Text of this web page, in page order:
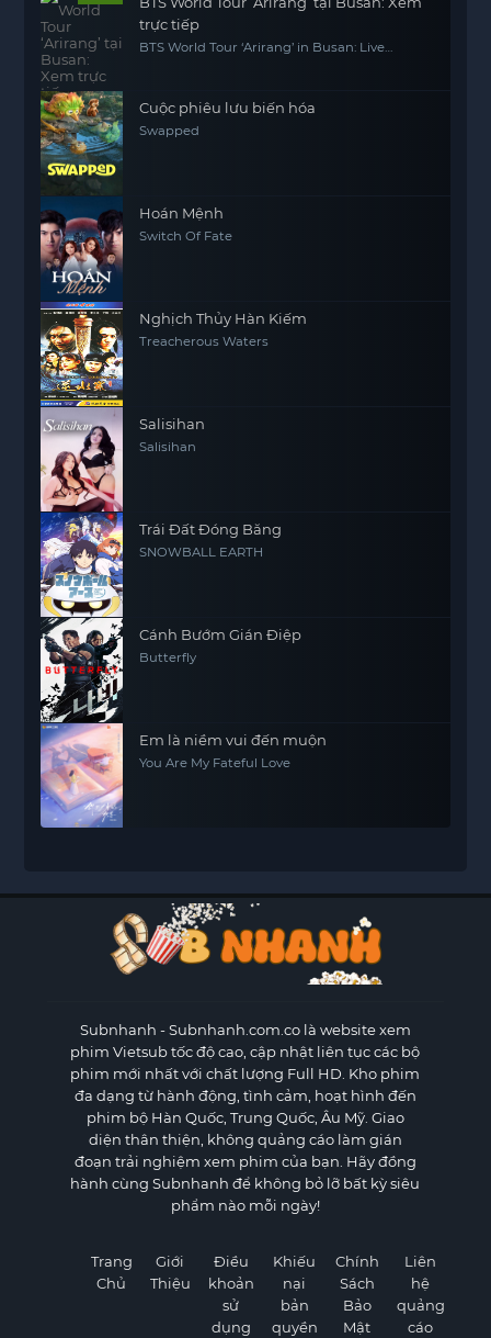
trực tiếp
BTS World Tour ‘Arirang’ in Busan: Live
Cuộc phiêu lưu biến hóa
Swapped
Hoán Mệnh
Switch Of Fate
Nghịch Thủy Hàn Kiếm‎
Treacherous Waters
Salisihan
Salisihan
Trái Đất Đóng Băng
SNOWBALL EARTH
Cánh Bướm Gián Điệp
Butterfly
Em là niềm vui đến muộn
You Are My Fateful Love
Subnhanh - Subnhanh.com.co là website xem
phim Vietsub tốc độ cao, cập nhật liên tục các bộ
phim mới nhất với chất lượng Full HD. Kho phim
đa dạng từ hành động, tình cảm, hoạt hình đến
phim bộ Hàn Quốc, Trung Quốc, Âu Mỹ. Giao
diện thân thiện, không quảng cáo làm gián
đoạn trải nghiệm xem phim của bạn. Hãy đồng
hành cùng Subnhanh để không bỏ lỡ bất kỳ siêu
phẩm nào mỗi ngày!
Trang
Chủ
Giới
Thiệu
Điều
khoản
sử
dụng
Khiếu
nại
bản
quyền
Chính
Sách
Bảo
Mật
Liên
hệ
quảng
cáo